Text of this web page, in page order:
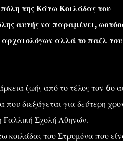
της Κάτω Κοιλάδας του
αυτής να παραμένει,
αρχαιολόγων αλλά το παζλ του
ζωής από το τέλος τον 6ο
διεξάγεται για δεύτερη
Γαλλική Σχολή Αθηνών.
κοιλάδας του Στρυμόνα που